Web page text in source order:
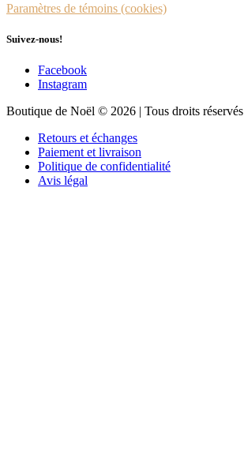
Paramètres de témoins (cookies)
Suivez-nous!
Facebook
Instagram
Boutique de Noël © 2026 | Tous droits réservés
Retours et échanges
Paiement et livraison
Politique de confidentialité
Avis légal